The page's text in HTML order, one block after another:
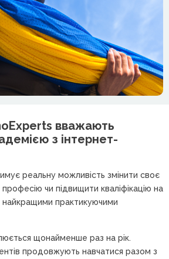
вважають
з інтернет-
реальну можливість змінити своє
чи підвищити кваліфікацію на
найкращими практикуючими
щонайменше раз на рік.
продовжують навчатися разом з